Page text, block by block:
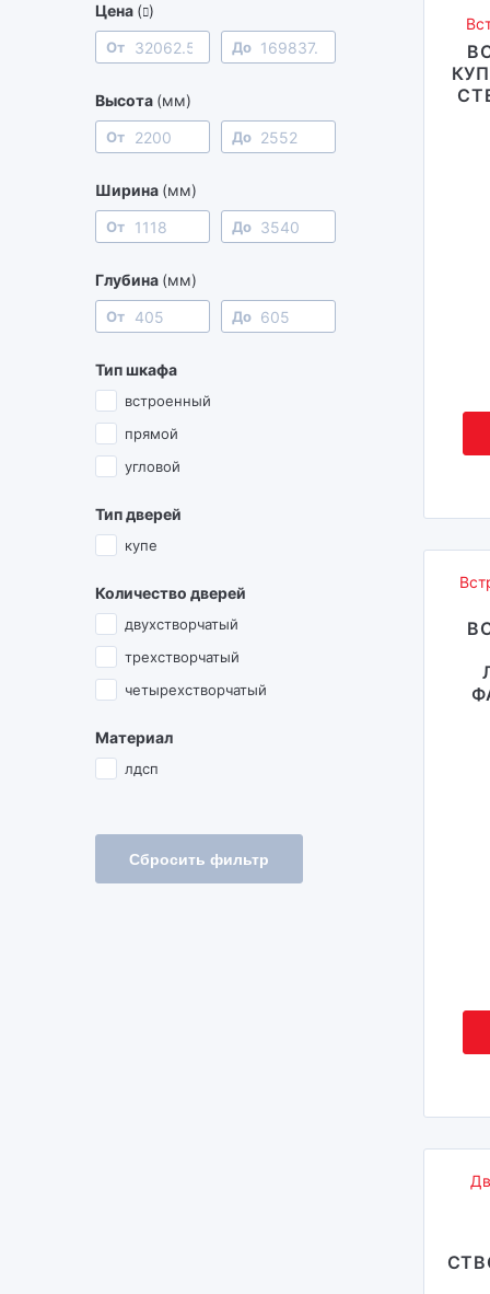
Цена ( )
От До
Высота (мм)
От До
Ширина (мм)
От До
Глубина (мм)
От До
Тип шкафа
встроенный
прямой
угловой
Тип дверей
купе
Количество дверей
двухстворчатый
трехстворчатый
четырехстворчатый
Материал
лдсп
Сбросить фильтр